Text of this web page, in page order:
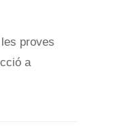
proves
a